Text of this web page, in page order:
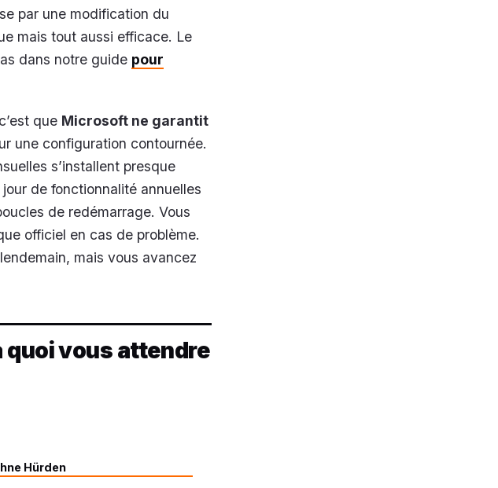
par une modification du
mais tout aussi efficace. Le
dans notre guide pour
que Microsoft ne garantit
une configuration contournée.
s’installent presque
de fonctionnalité annuelles
de redémarrage. Vous
officiel en cas de problème.
mais vous avancez
quoi vous attendre
Hürden